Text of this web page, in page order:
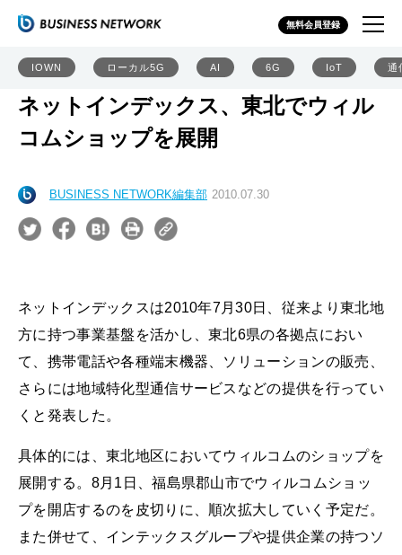
無料会員登録
IOWN ローカル5G AI 6G IoT 通
ネットインデックス、東北でウィル
コムショップを展開
BUSINESS NETWORK編集部 2010.07.30
ネットインデックスは2010年7月30日、従来より東北地
方に持つ事業基盤を活かし、東北6県の各拠点におい
て、携帯電話や各種端末機器、ソリューションの販売、
さらには地域特化型通信サービスなどの提供を行ってい
くと発表した。
具体的には、東北地区においてウィルコムのショップを
展開する。8月1日、福島県郡山市でウィルコムショッ
プを開店するのを皮切りに、順次拡大していく予定だ。
また併せて、インテックスグループや提供企業の持つソ